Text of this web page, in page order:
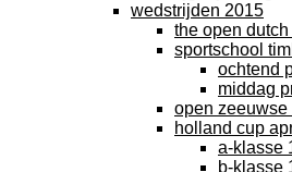
wedstrijden 2015
the open
sportschool
ochtend
middag
open
holland cup
a-klasse
b-klasse